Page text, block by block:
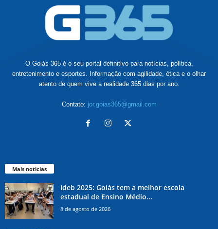
O Goiás 365 é o seu portal definitivo para notícias, política,
entretenimento e esportes. Informação com agilidade, ética e o olhar
atento de quem vive a realidade 365 dias por ano.
Contato: jor.goias365@gmail.com
Mais notícias
Ideb 2025: Goiás tem a melhor escola
estadual de Ensino Médio...
8 de agosto de 2026